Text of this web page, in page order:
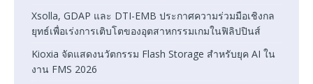
Xsolla, GDAP และ DTI-EMB ประกาศความร่วมมือเชิงกล
ยุทธ์เพื่อเร่งการเติบโตของอุตสาหกรรมเกมในฟิลิปปินส์
Kioxia จัดแสดงนวัตกรรม Flash Storage สำหรับยุค AI ใน
งาน FMS 2026